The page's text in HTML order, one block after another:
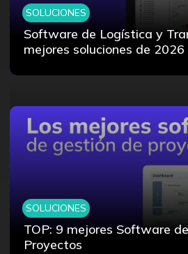
SOLUCIONES
Software de Logística y
mejores soluciones de 2026
SOLUCIONES
TOP: 9 mejores Software
Proyectos